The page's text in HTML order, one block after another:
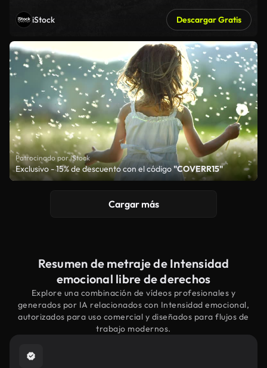
iStock Descargar Gratis
Patrocinado por iStock
Exclusivo - 15% de descuento con el código"COVERR15"
Cargar más
Resumen de metraje de Intensidad
emocional libre de derechos
Explore una combinación de vídeos profesionales y
generados por IA relacionados con Intensidad emocional,
autorizados para uso comercial y diseñados para flujos de
trabajo modernos.